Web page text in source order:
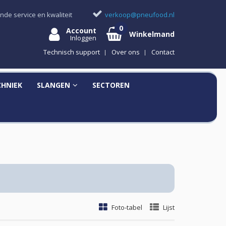
service en kwaliteit verkoop@pneufood.nl
Account
Inloggen Winkelmand
Technisch support Over ons Contact
SLANGEN SECTOREN
Foto-tabel Lijst